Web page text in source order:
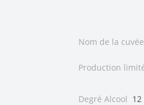
Nom de la cuvée
Production
Degré Alcool 12